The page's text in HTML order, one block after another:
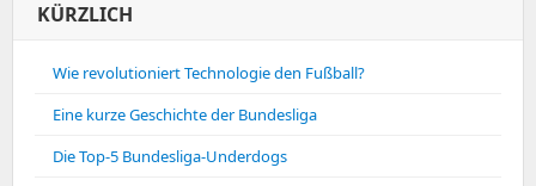
KÜRZLICH
Wie revolutioniert Technologie den Fußball?
Eine kurze Geschichte der Bundesliga
Die Top-5 Bundesliga-Underdogs